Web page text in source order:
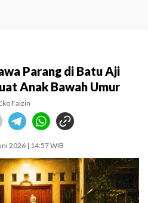
Parang di Batu Aji
Anak Bawah Umur
Faizin
2026 | 14:57 WIB